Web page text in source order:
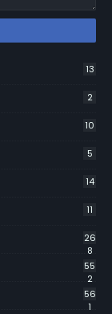
13
2
10
5
14
11
26
8
55
2
56
1